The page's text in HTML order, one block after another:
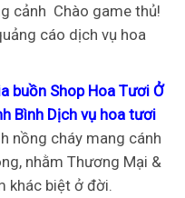
cảnh Chào game thủ!
cáo dịch vụ hoa
buồn Shop Hoa Tươi Ở
Bình Dịch vụ hoa tươi
nồng cháy mang cánh
nhằm Thương Mại &
khác biệt ở đời.